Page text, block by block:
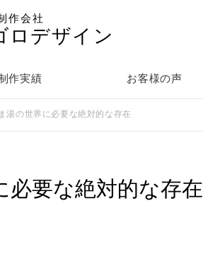
作会社
ロデザイン
作実績 お客様の声
湯の世界に必要な絶対的な存在
必要な絶対的な存在